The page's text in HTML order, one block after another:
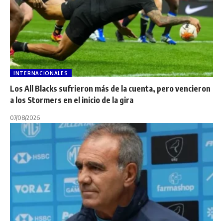
INTERNACIONALES
Los All Blacks sufrieron más de la cuenta, pero vencieron
a los Stormers en el inicio de la gira
07/08/2026